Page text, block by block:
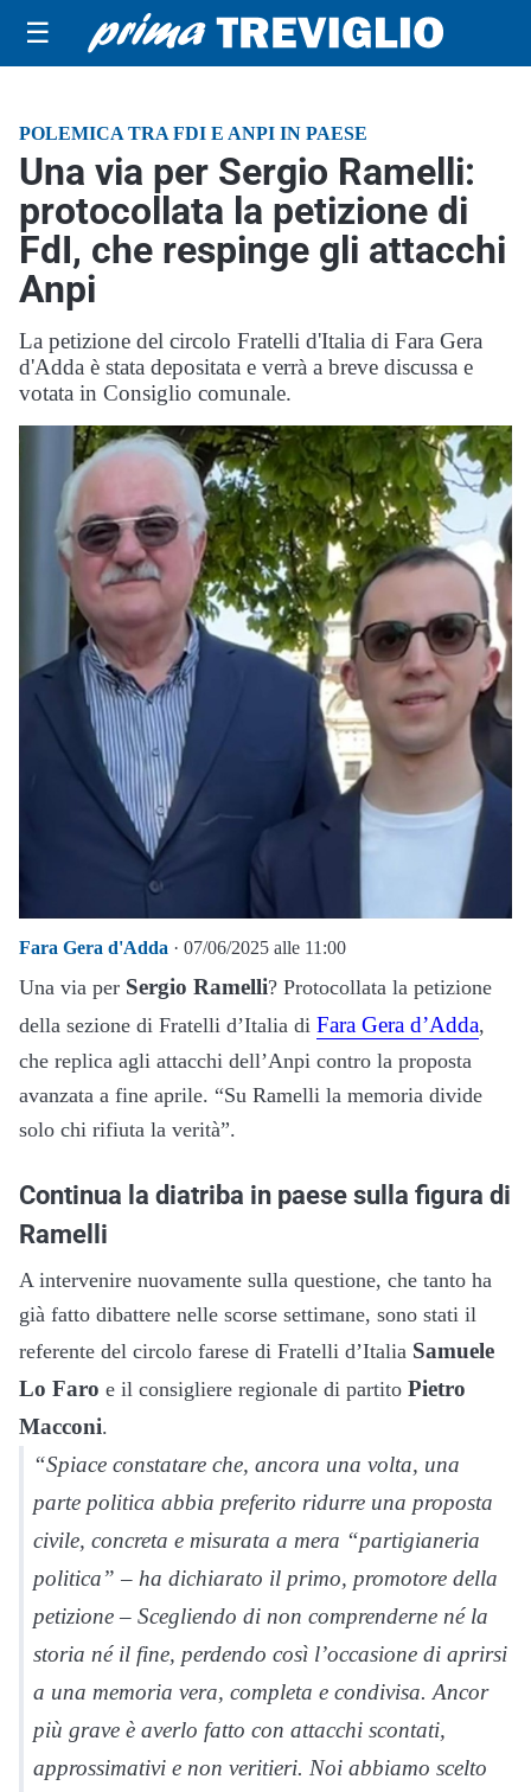
☰
POLEMICA TRA FDI E ANPI IN PAESE
Una via per Sergio Ramelli:
protocollata la petizione di
FdI, che respinge gli attacchi
Anpi
La petizione del circolo Fratelli d'Italia di Fara Gera
d'Adda è stata depositata e verrà a breve discussa e
votata in Consiglio comunale.
Fara Gera d'Adda · 07/06/2025 alle 11:00
Una via per Sergio Ramelli? Protocollata la petizione
della sezione di Fratelli d’Italia di Fara Gera d’Adda,
che replica agli attacchi dell’Anpi contro la proposta
avanzata a fine aprile. “Su Ramelli la memoria divide
solo chi rifiuta la verità”.
Continua la diatriba in paese sulla figura di
Ramelli
A intervenire nuovamente sulla questione, che tanto ha
già fatto dibattere nelle scorse settimane, sono stati il
referente del circolo farese di Fratelli d’Italia Samuele
Lo Faro e il consigliere regionale di partito Pietro
Macconi.
“Spiace constatare che, ancora una volta, una
parte politica abbia preferito ridurre una proposta
civile, concreta e misurata a mera “partigianeria
politica” – ha dichiarato il primo, promotore della
petizione – Scegliendo di non comprenderne né la
storia né il fine, perdendo così l’occasione di aprirsi
a una memoria vera, completa e condivisa. Ancor
più grave è averlo fatto con attacchi scontati,
approssimativi e non veritieri. Noi abbiamo scelto